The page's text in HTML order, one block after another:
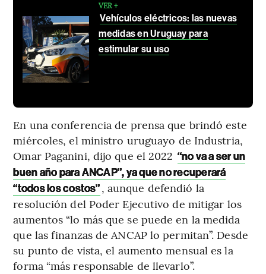
VER +
Vehículos eléctricos: las nuevas
medidas en Uruguay para
estimular su uso
En una conferencia de prensa que brindó este
miércoles, el ministro uruguayo de Industria,
Omar Paganini, dijo que el 2022 “no va a ser un
buen año para ANCAP”, ya que no recuperará
“todos los costos”, aunque defendió la
resolución del Poder Ejecutivo de mitigar los
aumentos “lo más que se puede en la medida
que las finanzas de ANCAP lo permitan”. Desde
su punto de vista, el aumento mensual es la
forma “más responsable de llevarlo”.